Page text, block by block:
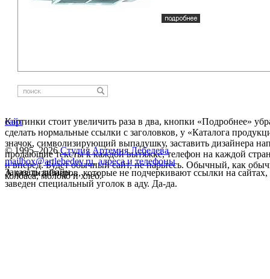
Картинки стоит увеличить раза в два, кнопки «Подробнее»
сделать нормальные ссылки с заголовков, у «Каталога
значок, символизирующий выпадушку, заставить дизайнера
продающие тексты к каждой вытяжке, телефон на каждой
и вперед. Будет обычный сайт, не парьтесь. Обычный, как
колбаса, молоко и хлеб.
А для дизайнеров, которые не подчеркивают ссылки на
заведен специальный уголок в аду. Да-да.
сайт
© 1995–2026 Студия Артемия Лебедева
mailbox@artlebedev.ru, адреса и телефоны
Заказать дизайн...